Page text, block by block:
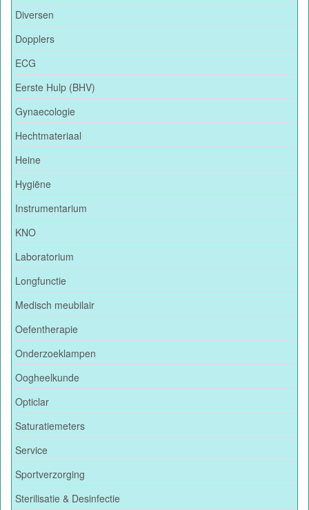
Diversen
Dopplers
ECG
Eerste Hulp (BHV)
Gynaecologie
Hechtmateriaal
Heine
Hygiëne
Instrumentarium
KNO
Laboratorium
Longfunctie
Medisch meubilair
Oefentherapie
Onderzoeklampen
Oogheelkunde
Opticlar
Saturatiemeters
Service
Sportverzorging
Sterilisatie & Desinfectie